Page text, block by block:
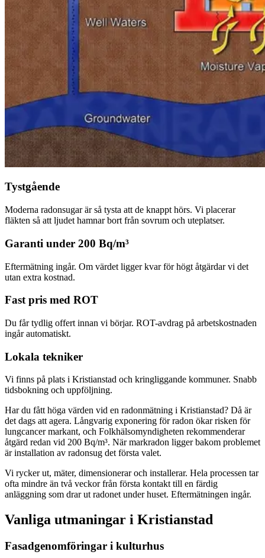
Tystgående
Moderna radonsugar är så tysta att de knappt hörs. Vi placerar
fläkten så att ljudet hamnar bort från sovrum och uteplatser.
Garanti under 200 Bq/m³
Eftermätning ingår. Om värdet ligger kvar för högt åtgärdar vi det
utan extra kostnad.
Fast pris med ROT
Du får tydlig offert innan vi börjar. ROT-avdrag på arbetskostnaden
ingår automatiskt.
Lokala tekniker
Vi finns på plats i Kristianstad och kringliggande kommuner. Snabb
tidsbokning och uppföljning.
Har du fått höga värden vid en radonmätning i Kristianstad? Då är
det dags att agera. Långvarig exponering för radon ökar risken för
lungcancer markant, och Folkhälsomyndigheten rekommenderar
åtgärd redan vid 200 Bq/m³. När markradon ligger bakom problemet
är installation av radonsug det första valet.
Vi rycker ut, mäter, dimensionerar och installerar. Hela processen tar
ofta mindre än två veckor från första kontakt till en färdig
anläggning som drar ut radonet under huset. Eftermätningen ingår.
Vanliga utmaningar i Kristianstad
Fasadgenomföringar i kulturhus